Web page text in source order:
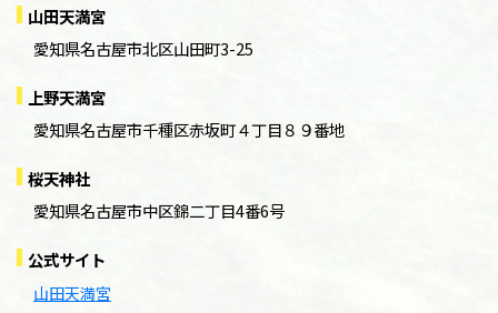
山田天満宮
愛知県名古屋市北区山田町3-25
上野天満宮
愛知県名古屋市千種区赤坂町４丁目８９番地
桜天神社
愛知県名古屋市中区錦二丁目4番6号
公式サイト
山田天満宮